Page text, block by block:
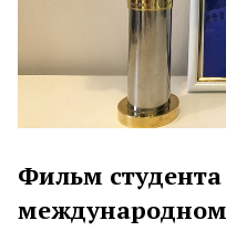
Фильм